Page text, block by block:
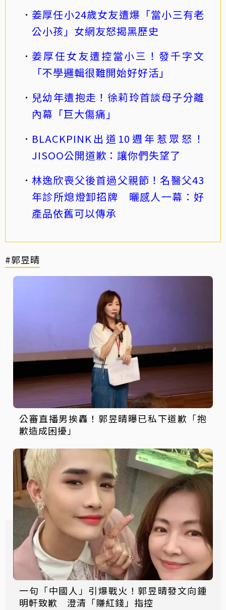
姜厚任小24歲女友遭爆「當小三有老
公小孩」女網友怒揭黑歷史
姜厚任女友遭控當小三！發千字文
「不學邏輯很難開始好好活」
兒幼年遭抱走！徐莉玲首談母子分離
內幕「巨大傷痛」
BLACKPINK出道10週年惹眾怒！
JISOO公開道歉：讓你們失望了
林逸欣喪父後首過父親節！名醫父43
年診所熄燈卸招牌 曬感人一幕：好
產品依舊可以傳承
#郭昱晴
公審直播男挨轟！郭昱晴曝已私下道歉「抱
歉造成困擾」
一句「中國人」引爆戰火！郭昱晴發文向鍾
明軒致歉 澄清「賺紅錢」指控